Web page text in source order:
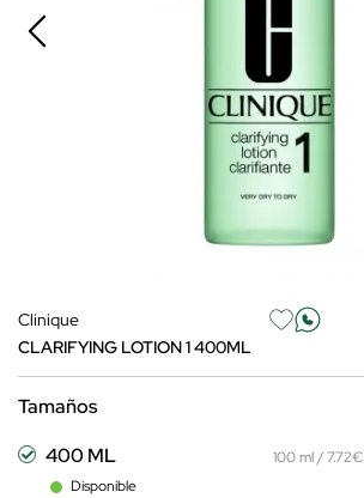
Clinique
CLARIFYING LOTION 1 400ML
Tamaños
400 ML
Disponible
100 ml / 7.72€